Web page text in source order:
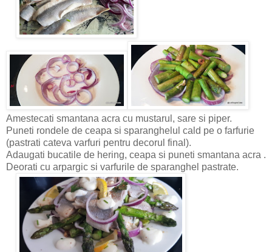
Amestecati smantana acra cu mustarul, sare si piper.
Puneti rondele de ceapa si sparanghelul cald pe o farfurie
(pastrati cateva varfuri pentru decorul final).
Adaugati bucatile de hering, ceapa si puneti smantana acra .
Deorati cu arpargic si varfurile de sparanghel pastrate.